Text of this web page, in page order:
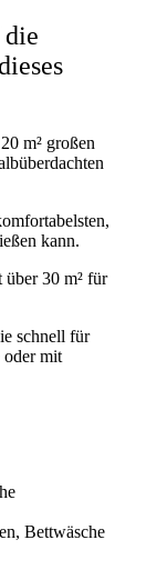
m² großen
kann.
über 30 m² für
schnell für
oder mit
Bettwäsche